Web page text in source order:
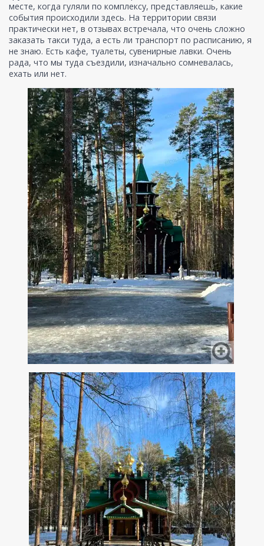
месте, когда гуляли по комплексу, представляешь, какие
события происходили здесь. На территории связи
практически нет, в отзывах встречала, что очень сложно
заказать такси туда, а есть ли транспорт по расписанию, я
не знаю. Есть кафе, туалеты, сувенирные лавки. Очень
рада, что мы туда съездили, изначально сомневалась,
ехать или нет.